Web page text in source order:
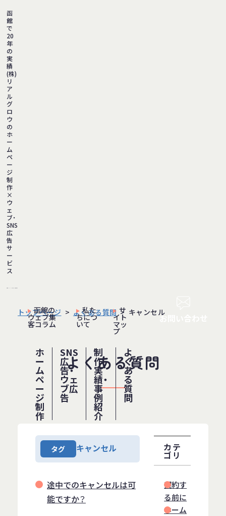
函
館
で
20
年
の
実
績
(株)
リ
ア
ル
グ
ロ
ウ
の
ホ
ー
ム
ペ
ー
ジ
制
作
×
ウ
ェ
ブ・
SNS
広
告
サ
ー
ビ
ス
ホ
ー
ム
ペ
ー
ジ
制
作
SNS
広
告・
ウェ
ブ広
告
制
作
実
績・
事
例
紹
介
よ
く
あ
る
質
問
函館の
ウェブ集
客コラム
私た
ちにつ
いて
サ
イト
マッ
プ
お問い合わせ
トップページ よくある質問 キャンセル
よくある質問
タグ キャンセル
途中でのキャンセルは可
能ですか？
カテ
ゴリ
契約す
る前に
ホーム